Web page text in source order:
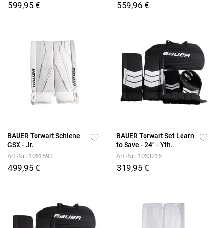
599,95 € 559,96 €
BAUER Torwart Schiene
GSX - Jr.
Art.-Nr.: 1061593
499,95 €
BAUER Torwart Set Learn
to Save - 24" - Yth.
Art.-Nr.: 1063215
319,95 €